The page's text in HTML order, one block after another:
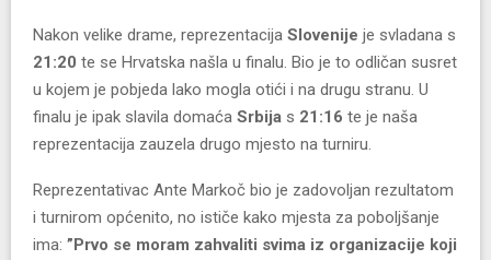
Nakon velike drame, reprezentacija Slovenije je svladana s
21:20 te se Hrvatska našla u finalu. Bio je to odličan susret
u kojem je pobjeda lako mogla otići i na drugu stranu. U
finalu je ipak slavila domaća Srbija s 21:16 te je naša
reprezentacija zauzela drugo mjesto na turniru.
Reprezentativac Ante Markoč bio je zadovoljan rezultatom
i turnirom općenito, no ističe kako mjesta za poboljšanje
ima: ”Prvo se moram zahvaliti svima iz organizacije koji